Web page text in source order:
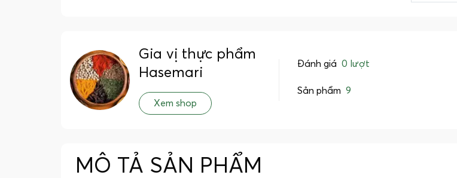
Gia vị thực phẩm
Hasemari
Xem shop
Đánh giá 0 lượt
Sản phẩm 9
MÔ TẢ SẢN PHẨM